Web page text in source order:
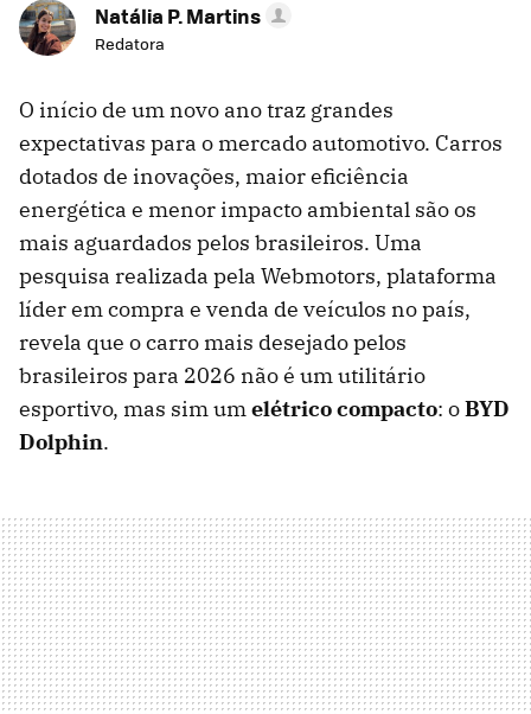
Natália P. Martins
Redatora
O início de um novo ano traz grandes
expectativas para o mercado automotivo. Carros
dotados de inovações, maior eficiência
energética e menor impacto ambiental são os
mais aguardados pelos brasileiros. Uma
pesquisa realizada pela Webmotors, plataforma
líder em compra e venda de veículos no país,
revela que o carro mais desejado pelos
brasileiros para 2026 não é um utilitário
esportivo, mas sim umelétrico compacto: oBYD
Dolphin.